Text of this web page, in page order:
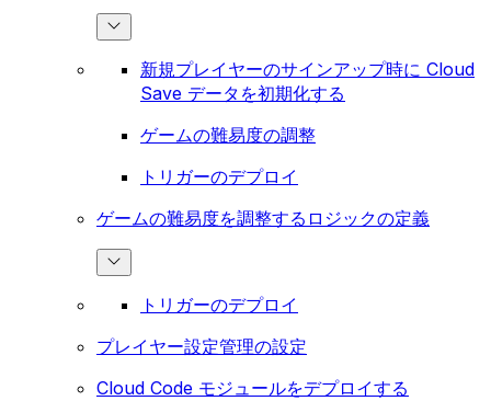
新規プレイヤーのサインアップ時に Cloud
Save データを初期化する
ゲームの難易度の調整
トリガーのデプロイ
ゲームの難易度を調整するロジックの定義
トリガーのデプロイ
プレイヤー設定管理の設定
Cloud Code モジュールをデプロイする